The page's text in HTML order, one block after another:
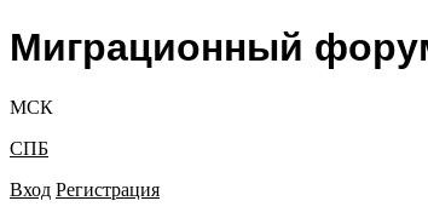
Миграционный
МСК
СПБ
Вход Регистрация